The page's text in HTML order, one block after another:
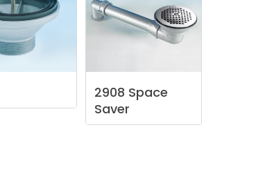
2908 Space
Saver